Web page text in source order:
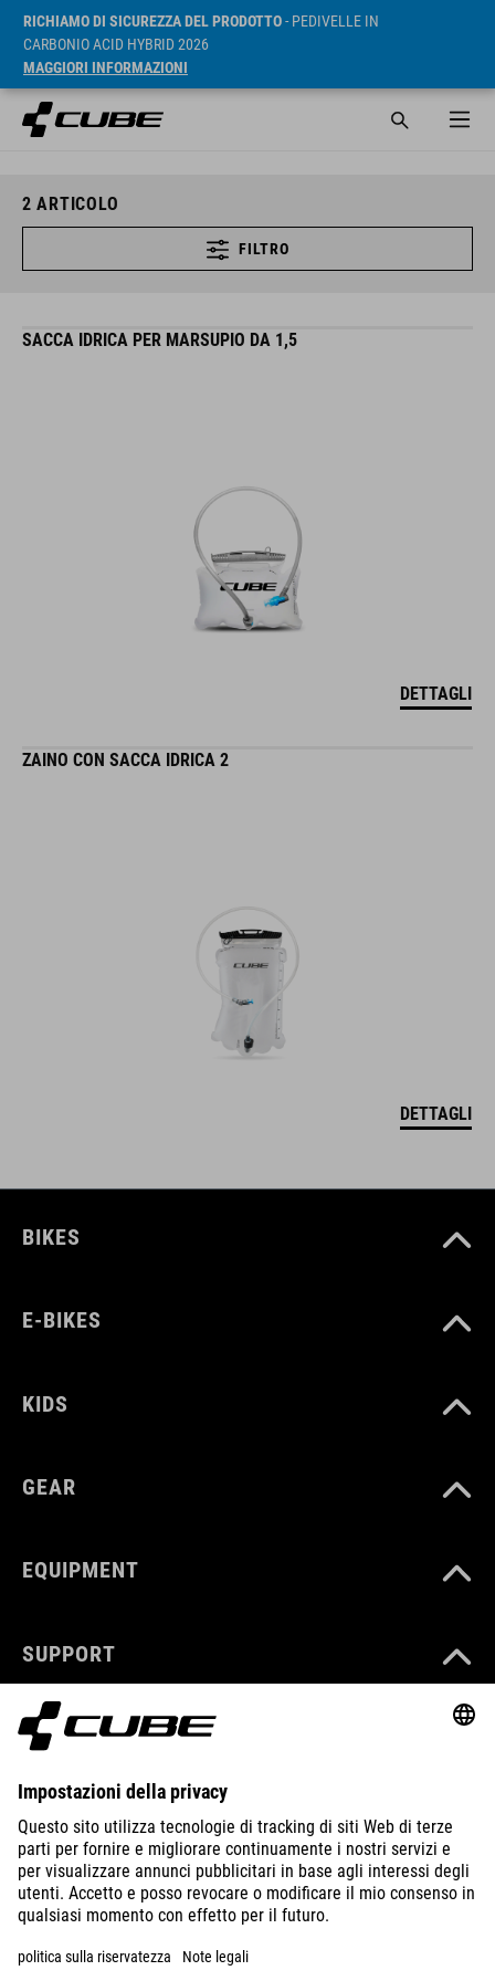
RICHIAMO DI SICUREZZA DEL PRODOTTO- PEDIVELLE IN
CARBONIO ACID HYBRID 2026
MAGGIORI INFORMAZIONI
2 ARTICOLO
FILTRO
SACCA IDRICA PER MARSUPIO DA 1,5
DETTAGLI
ZAINO CON SACCA IDRICA 2
DETTAGLI
BIKES
E-BIKES
KIDS
GEAR
EQUIPMENT
SUPPORT
ABOUT US
EXPLORE